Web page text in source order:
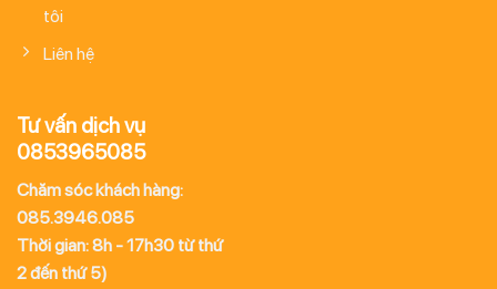
tôi
Liên hệ
Tư vấn dịch vụ
0853965085
Chăm sóc khách hàng:
085.3946.085
Thời gian: 8h - 17h30 từ thứ
2 đến thứ 5)